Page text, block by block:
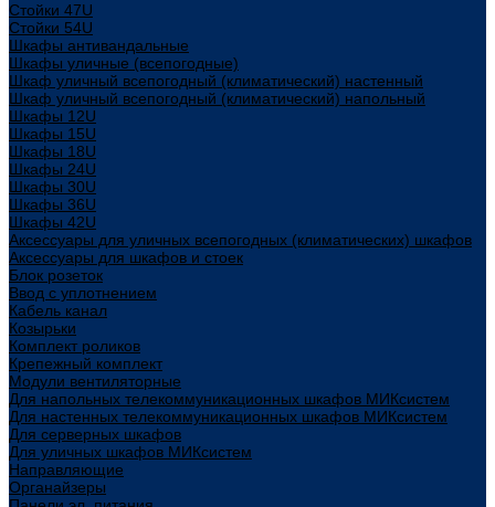
Стойки 47U
Стойки 54U
Шкафы антивандальные
Шкафы уличные (всепогодные)
Шкаф уличный всепогодный (климатический) настенный
Шкаф уличный всепогодный (климатический) напольный
Шкафы 12U
Шкафы 15U
Шкафы 18U
Шкафы 24U
Шкафы 30U
Шкафы 36U
Шкафы 42U
Аксессуары для уличных всепогодных (климатических) шкафов
Аксессуары для шкафов и стоек
Блок розеток
Ввод с уплотнением
Кабель канал
Козырьки
Комплект роликов
Крепежный комплект
Модули вентиляторные
Для напольных телекоммуникационных шкафов МИКсистем
Для настенных телекоммуникационных шкафов МИКсистем
Для серверных шкафов
Для уличных шкафов МИКсистем
Направляющие
Органайзеры